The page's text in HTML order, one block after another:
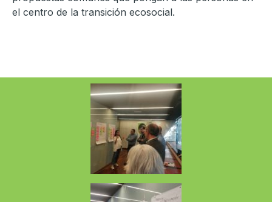
el centro de la transición ecosocial.